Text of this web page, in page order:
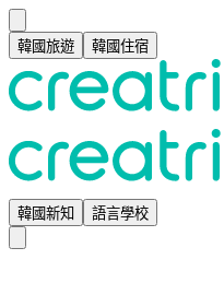
韓國旅遊 韓國住宿
韓國新知 語言學校